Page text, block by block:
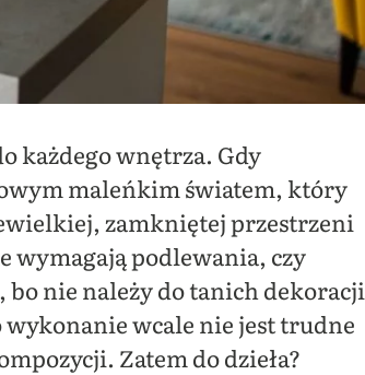
każdego wnętrza. Gdy
maleńkim światem, który
zamkniętej przestrzeni
wymagają podlewania, czy
, bo nie należy do tanich dekoracji
wcale nie jest trudne
Zatem do dzieła?